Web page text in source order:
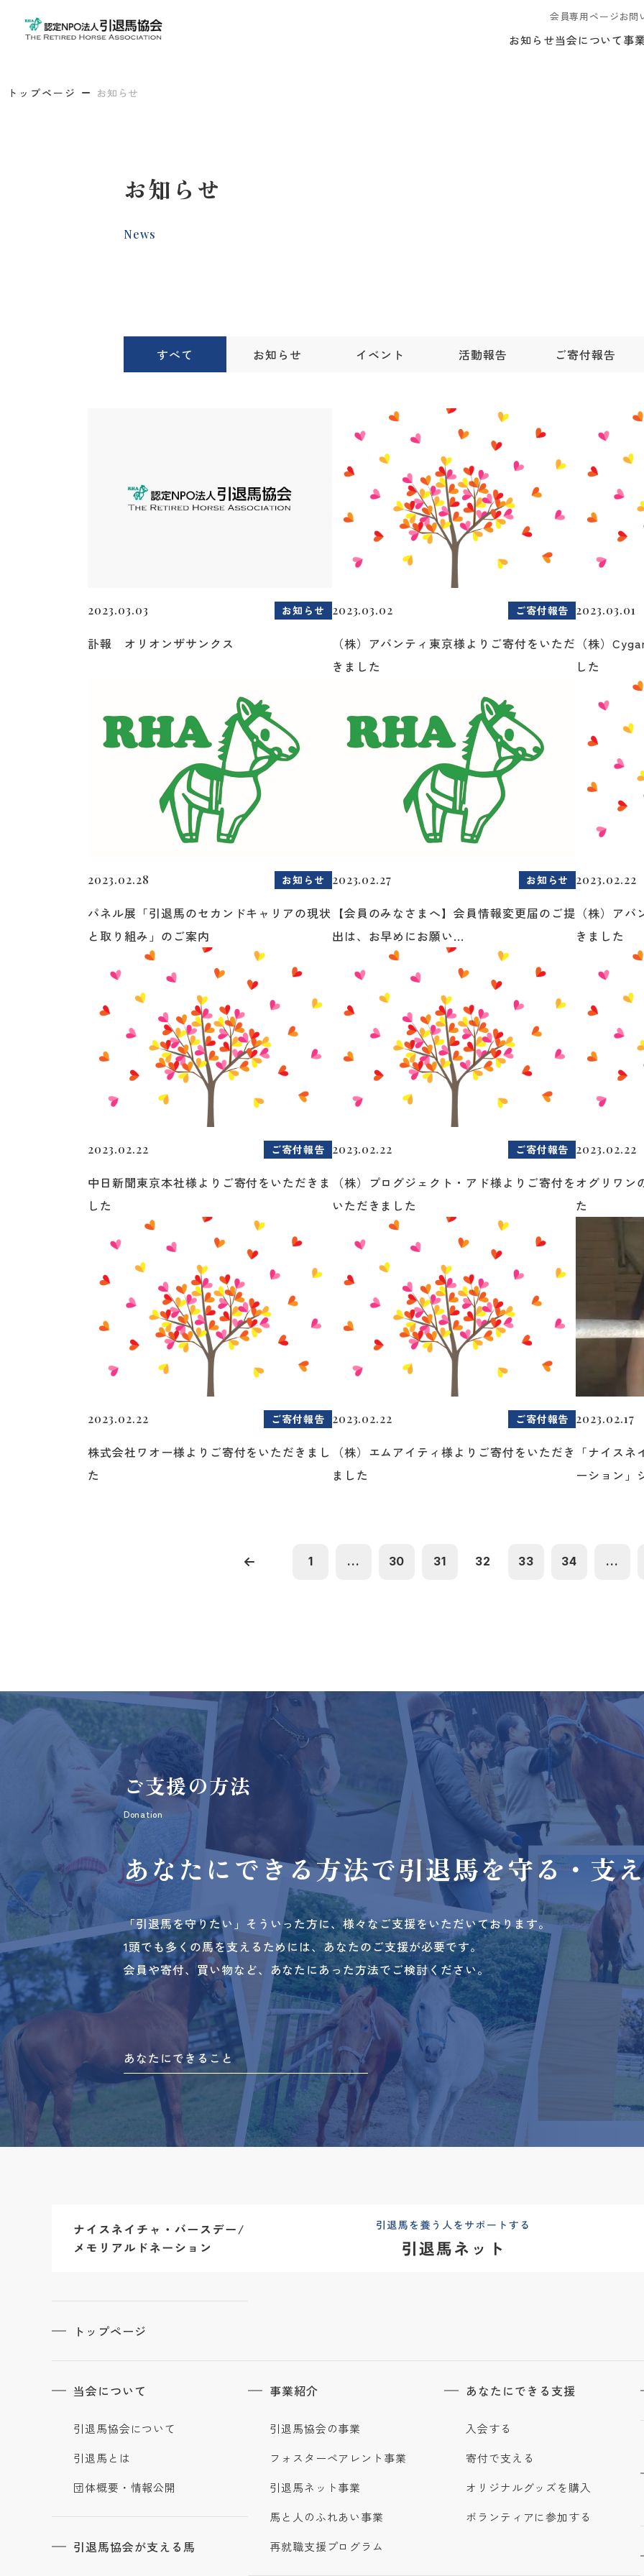
会員専用ページお問
お知らせ当会について事
トップページ お知らせ
お知らせ
News
すべて お知らせ イベント 活動報告 ご寄付報告
2023.03.03 お知らせ
訃報 オリオンザサンクス
2023.03.02 ご寄付報告
（株）アバンティ東京様よりご寄付をいただ
きました
2023.03.01
（株）
した
2023.02.28 お知らせ
パネル展「引退馬のセカンドキャリアの現状
と取り組み」のご案内
2023.02.27 お知らせ
【会員のみなさまへ】会員情報変更届のご提
出は、お早めにお願い...
2023.02.22
（株）ア
きました
2023.02.22 ご寄付報告
中日新聞東京本社様よりご寄付をいただきま
した
2023.02.22 ご寄付報告
（株）プログジェクト・アド様よりご寄付を
いただきました
2023.02.22
オグリワン
た
2023.02.22 ご寄付報告
株式会社ワオー様よりご寄付をいただきまし
た
2023.02.22 ご寄付報告
（株）エムアイティ様よりご寄付をいただき
ました
2023.02.17
「ナイス
ーション」
1 ... 30 31 32 33 34 ...
ご支援の方法
Donation
あなたにできる方法で引退馬を守る・支
「引退馬を守りたい」そういった方に、様々なご支援をいただいております。
1頭でも多くの馬を支えるためには、あなたのご支援が必要です。
会員や寄付、買い物など、あなたにあった方法でご検討ください。
あなたにできること
トップページ
当会について
引退馬協会について
引退馬とは
団体概要・情報公開
引退馬協会が支える馬
事業紹介
引退馬協会の事業
フォスターペアレント事業
引退馬ネット事業
馬と人のふれあい事業
再就職支援プログラム
あなたにできる支援
入会する
寄付で支える
オリジナルグッズを購入
ボランティアに参加する